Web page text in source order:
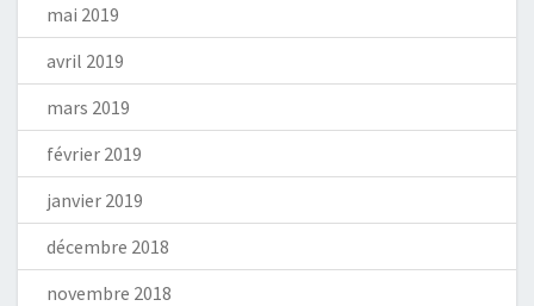
mai 2019
avril 2019
mars 2019
février 2019
janvier 2019
décembre 2018
novembre 2018